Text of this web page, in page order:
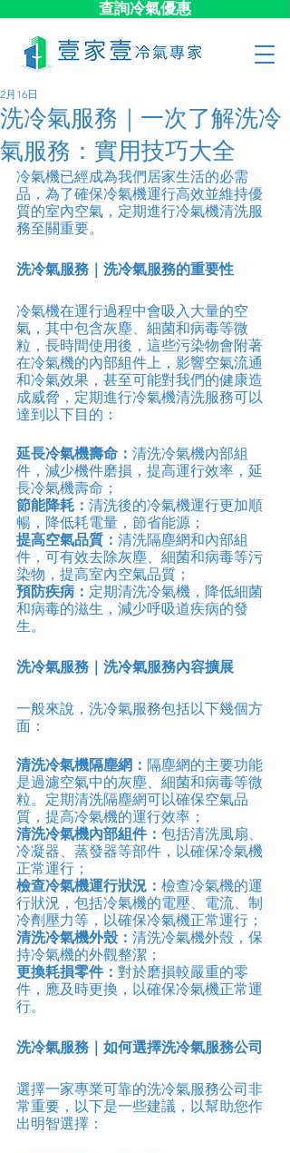
查詢冷氣優惠
洗冷氣服務｜一次了解洗冷
氣服務：實用技巧大全
2月16日
冷氣機已經成為我們居家生活的必需
品，為了確保冷氣機運行高效並維持優
質的室內空氣，定期進行冷氣機清洗服
務至關重要。
洗冷氣服務｜洗冷氣服務的重要性
冷氣機在運行過程中會吸入大量的空
氣，其中包含灰塵、細菌和病毒等微
粒，長時間使用後，這些污染物會附著
在冷氣機的內部組件上，影響空氣流通
和冷氣效果，甚至可能對我們的健康造
成威脅，定期進行冷氣機清洗服務可以
達到以下目的：
延長冷氣機壽命： 清洗冷氣機內部組
件，減少機件磨損，提高運行效率，延
長冷氣機壽命；
節能降耗： 清洗後的冷氣機運行更加順
暢，降低耗電量，節省能源；
提高空氣品質： 清洗隔塵網和內部組
件，可有效去除灰塵、細菌和病毒等污
染物，提高室內空氣品質；
預防疾病： 定期清洗冷氣機，降低細菌
和病毒的滋生，減少呼吸道疾病的發
生。
洗冷氣服務｜洗冷氣服務內容擴展
一般來說，洗冷氣服務包括以下幾個方
面：
清洗冷氣機隔塵網： 隔塵網的主要功能
是過濾空氣中的灰塵、細菌和病毒等微
粒。定期清洗隔塵網可以確保空氣品
質，提高冷氣機的運行效率；
清洗冷氣機內部組件： 包括清洗風扇、
冷凝器、蒸發器等部件，以確保冷氣機
正常運行；
檢查冷氣機運行狀況： 檢查冷氣機的運
行狀況，包括冷氣機的電壓、電流、制
冷劑壓力等，以確保冷氣機正常運行；
清洗冷氣機外殼： 清洗冷氣機外殼，保
持冷氣機的外觀整潔；
更換耗損零件： 對於磨損較嚴重的零
件，應及時更換，以確保冷氣機正常運
行。
洗冷氣服務｜如何選擇洗冷氣服務公司
選擇一家專業可靠的洗冷氣服務公司非
常重要，以下是一些建議，以幫助您作
出明智選擇：